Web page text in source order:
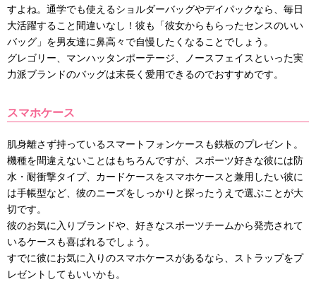
すよね。通学でも使えるショルダーバッグやデイパックなら、毎日
大活躍すること間違いなし！彼も「彼女からもらったセンスのいい
バッグ」を男友達に鼻高々で自慢したくなることでしょう。
グレゴリー、マンハッタンポーテージ、ノースフェイスといった実
力派ブランドのバッグは末長く愛用できるのでおすすめです。
スマホケース
肌身離さず持っているスマートフォンケースも鉄板のプレゼント。
機種を間違えないことはもちろんですが、スポーツ好きな彼には防
水・耐衝撃タイプ、カードケースをスマホケースと兼用したい彼に
は手帳型など、彼のニーズをしっかりと探ったうえで選ぶことが大
切です。
彼のお気に入りブランドや、好きなスポーツチームから発売されて
いるケースも喜ばれるでしょう。
すでに彼にお気に入りのスマホケースがあるなら、ストラップをプ
レゼントしてもいいかも。